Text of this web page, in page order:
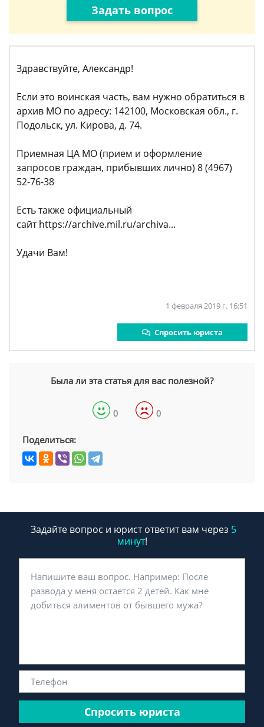
Задать вопрос
Здравствуйте, Александр!
Если это воинская часть, вам нужно обратиться в
архив МО по адресу: 142100, Московская обл., г.
Подольск, ул. Кирова, д. 74.
Приемная ЦА МО (прием и оформление
запросов граждан, прибывших лично) 8 (4967)
52-76-38
Есть также официальный
сайт https://archive.mil.ru/archiva...
Удачи Вам!
1 февраля 2019 г. 16:51
Спросить юриста
Была ли эта статья для вас полезной?
0 0
Поделиться:
Задайте вопрос и юрист ответит вам через 5
минут!
Спросить юриста